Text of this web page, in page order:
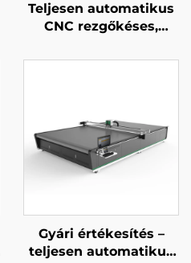
Teljesen automatikus
CNC rezgőkéses,
Gyári értékesítés –
teljesen automatikus